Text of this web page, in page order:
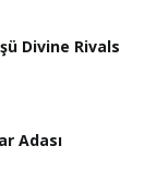
Divine Rivals
Adası